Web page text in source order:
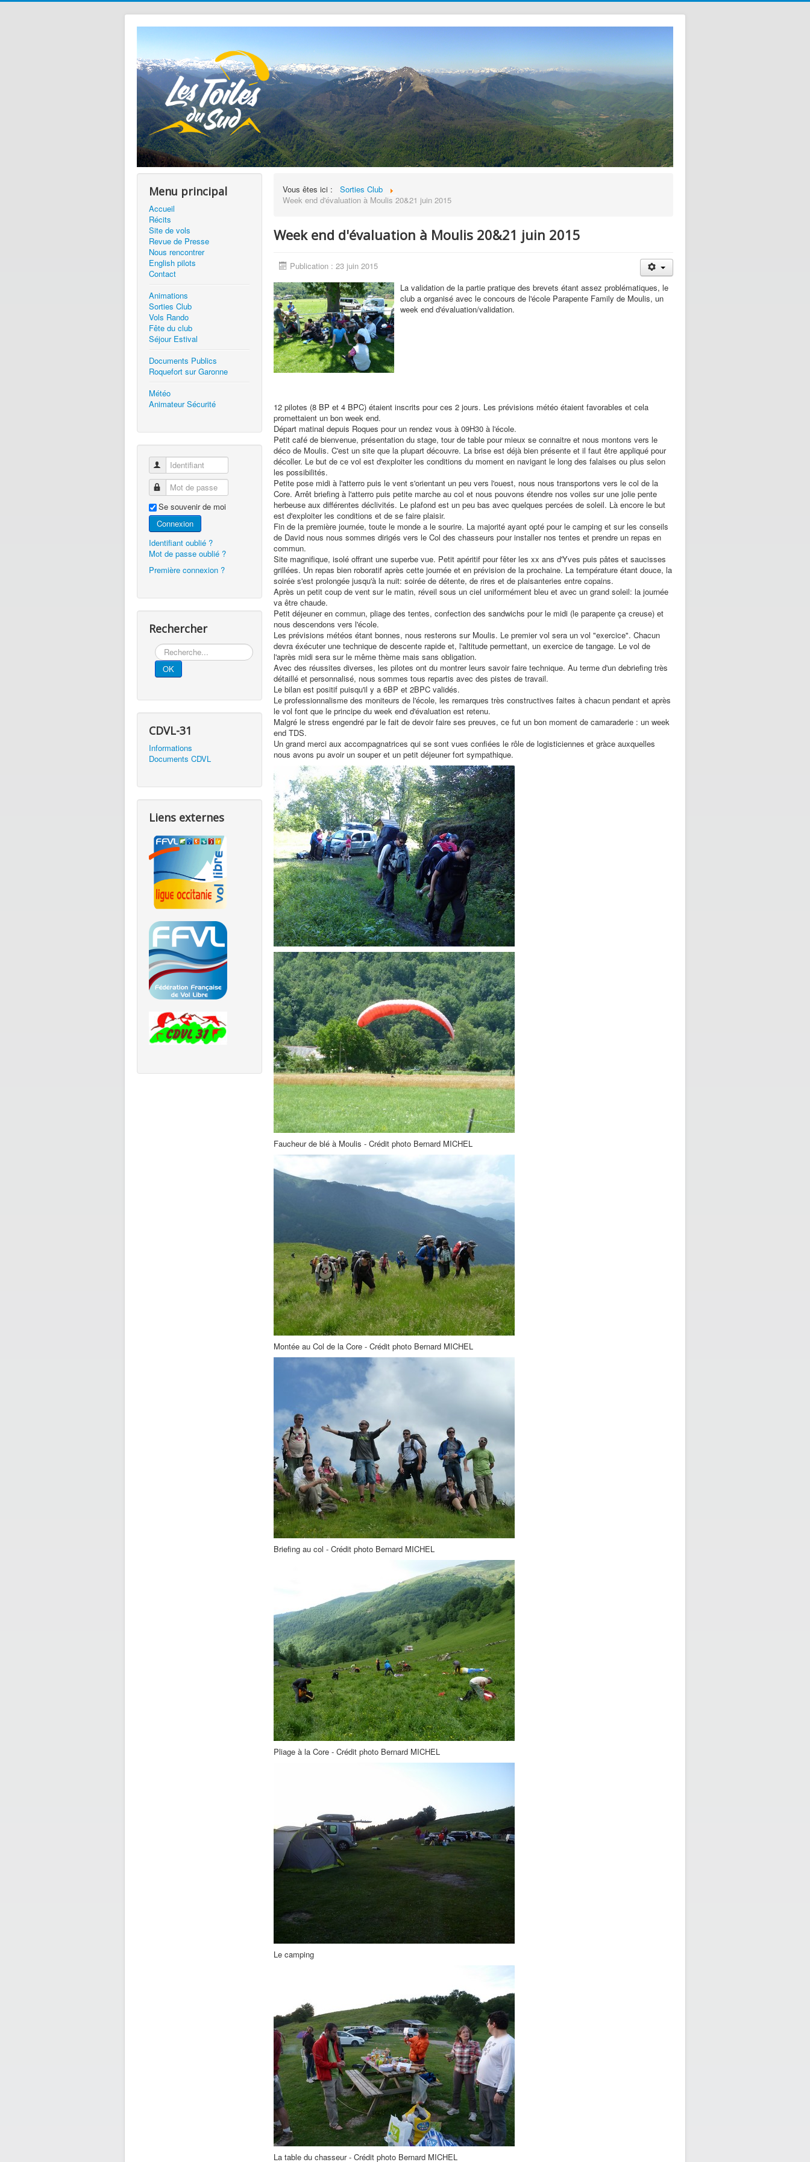
Menu principal
Accueil
Récits
Site de vols
Revue de Presse
Nous rencontrer
English pilots
Contact
Animations
Sorties Club
Vols Rando
Fête du club
Séjour Estival
Documents Publics
Roquefort sur Garonne
Météo
Animateur Sécurité
Identifiant
Mot de passe
Se souvenir de moi
Connexion
Identifiant oublié ?
Mot de passe oublié ?
Première connexion ?
Rechercher
Rechercher
OK
CDVL-31
Informations
Documents CDVL
Liens externes
Vous êtes ici :
Sorties Club
Week end d'évaluation à Moulis 20&21 juin 2015
Week end d'évaluation à Moulis 20&21 juin 2015
Publication : 23 juin 2015
La validation de la partie pratique des brevets étant assez problématiques, le
club a organisé avec le concours de l'école Parapente Family de Moulis, un
week end d'évaluation/validation.
12 pilotes (8 BP et 4 BPC) étaient inscrits pour ces 2 jours. Les prévisions météo étaient favorables et cela
promettaient un bon week end.
Départ matinal depuis Roques pour un rendez vous à 09H30 à l'école.
Petit café de bienvenue, présentation du stage, tour de table pour mieux se connaitre et nous montons vers le
déco de Moulis. C'est un site que la plupart découvre. La brise est déjà bien présente et il faut être appliqué pour
décoller. Le but de ce vol est d'exploiter les conditions du moment en navigant le long des falaises ou plus selon
les possibilités.
Petite pose midi à l'atterro puis le vent s'orientant un peu vers l'ouest, nous nous transportons vers le col de la
Core. Arrêt briefing à l'atterro puis petite marche au col et nous pouvons étendre nos voiles sur une jolie pente
herbeuse aux différentes déclivités. Le plafond est un peu bas avec quelques percées de soleil. Là encore le but
est d'exploiter les conditions et de se faire plaisir.
Fin de la première journée, toute le monde a le sourire. La majorité ayant opté pour le camping et sur les conseils
de David nous nous sommes dirigés vers le Col des chasseurs pour installer nos tentes et prendre un repas en
commun.
Site magnifique, isolé offrant une superbe vue. Petit apéritif pour fêter les xx ans d'Yves puis pâtes et saucisses
grillées. Un repas bien roboratif après cette journée et en prévision de la prochaine. La température étant douce, la
soirée s'est prolongée jusqu'à la nuit: soirée de détente, de rires et de plaisanteries entre copains.
Après un petit coup de vent sur le matin, réveil sous un ciel uniformément bleu et avec un grand soleil: la journée
va être chaude.
Petit déjeuner en commun, pliage des tentes, confection des sandwichs pour le midi (le parapente ça creuse) et
nous descendons vers l'école.
Les prévisions météos étant bonnes, nous resterons sur Moulis. Le premier vol sera un vol "exercice". Chacun
devra éxécuter une technique de descente rapide et, l'altitude permettant, un exercice de tangage. Le vol de
l'après midi sera sur le même thème mais sans obligation.
Avec des réussites diverses, les pilotes ont du montrer leurs savoir faire technique. Au terme d'un debriefing très
détaillé et personnalisé, nous sommes tous repartis avec des pistes de travail.
Le bilan est positif puisqu'il y a 6BP et 2BPC validés.
Le professionnalisme des moniteurs de l'école, les remarques très constructives faites à chacun pendant et après
le vol font que le principe du week end d'évaluation est retenu.
Malgré le stress engendré par le fait de devoir faire ses preuves, ce fut un bon moment de camaraderie : un week
end TDS.
Un grand merci aux accompagnatrices qui se sont vues confiées le rôle de logisticiennes et gràce auxquelles
nous avons pu avoir un souper et un petit déjeuner fort sympathique.
Faucheur de blé à Moulis - Crédit photo Bernard MICHEL
Montée au Col de la Core - Crédit photo Bernard MICHEL
Briefing au col - Crédit photo Bernard MICHEL
Pliage à la Core - Crédit photo Bernard MICHEL
Le camping
La table du chasseur - Crédit photo Bernard MICHEL